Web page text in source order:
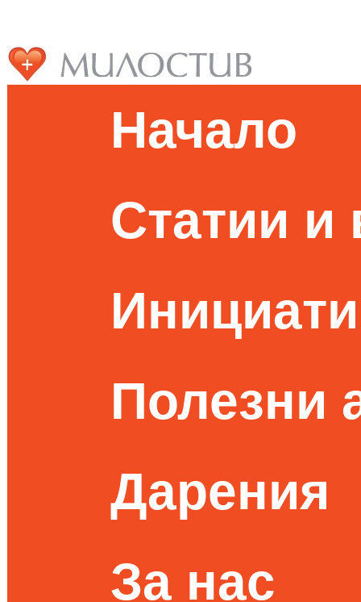
Начало
Статии и
Полезни
Дарения
За нас